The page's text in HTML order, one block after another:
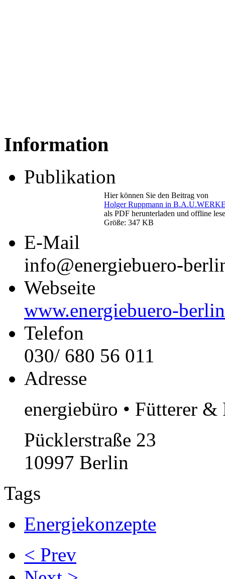
Information
Publikation
Hier können Sie den Beitrag von
Holger Ruppmann in
als PDF herunterladen und offline
Größe: 347 KB
E-Mail
info@energiebuero-
Webseite
www.energiebuero-
Telefon
030/ 680 56 011
Adresse
energiebüro • Fütterer
Pücklerstraße 23
10997 Berlin
Tags
Energiekonzepte
< Prev